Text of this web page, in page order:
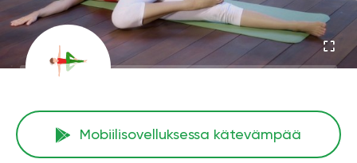
Mobiilisovelluksessa kätevämpää